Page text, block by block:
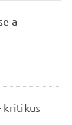
a
kritikus